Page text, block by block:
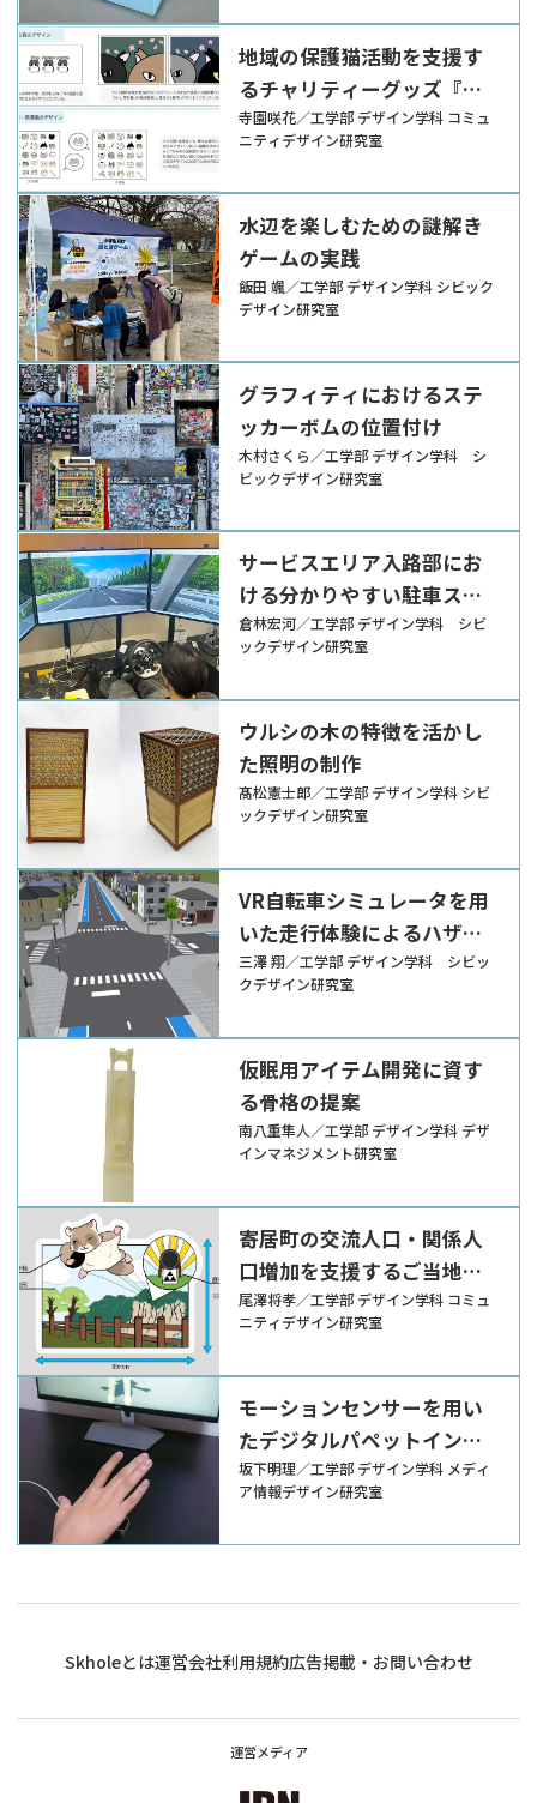
地域の保護猫活動を支援す
るチャリティーグッズ『猫
だすけ』
寺園咲花／工学部 デザイン学科 コミュ
ニティデザイン研究室
水辺を楽しむための謎解き
ゲームの実践
飯田 颯／工学部 デザイン学科 シビック
デザイン研究室
グラフィティにおけるステ
ッカーボムの位置付け
木村さくら／工学部 デザイン学科 シ
ビックデザイン研究室
サービスエリア入路部にお
ける分かりやすい駐車スペ
ース案内標識のデザインと
配置
倉林宏河／工学部 デザイン学科 シビ
ックデザイン研究室
ウルシの木の特徴を活かし
た照明の制作
髙松憲士郎／工学部 デザイン学科 シビ
ックデザイン研究室
VR自転車シミュレータを用
いた走行体験によるハザー
ド知覚の向上
三澤 翔／工学部 デザイン学科 シビッ
クデザイン研究室
仮眠用アイテム開発に資す
る骨格の提案
南八重隼人／工学部 デザイン学科 デザ
インマネジメント研究室
寄居町の交流人口・関係人
口増加を支援するご当地ス
テッカー
尾澤将孝／工学部 デザイン学科 コミュ
ニティデザイン研究室
モーションセンサーを用い
たデジタルパペットインタ
ーフェースの提案
坂下明理／工学部 デザイン学科 メディ
ア情報デザイン研究室
Skholeとは運営会社利用規約広告掲載・お問い合わせ
運営メディア